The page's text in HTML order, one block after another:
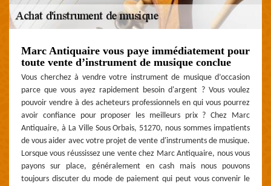
Marc Antiquaire vous paye immédiatement pour
toute vente d’instrument de musique conclue
Vous cherchez à vendre votre instrument de musique d’occasion
parce que vous ayez rapidement besoin d'argent ? Vous voulez
pouvoir vendre à des acheteurs professionnels en qui vous pourrez
avoir confiance pour proposer les meilleurs prix ? Chez Marc
Antiquaire, à La Ville Sous Orbais, 51270, nous sommes impatients
de vous aider avec votre projet de vente d'instruments de musique.
Lorsque vous réussissez une vente chez Marc Antiquaire, nous vous
payons sur place, généralement en cash mais nous pouvons
toujours discuter du mode de paiement qui peut vous convenir le